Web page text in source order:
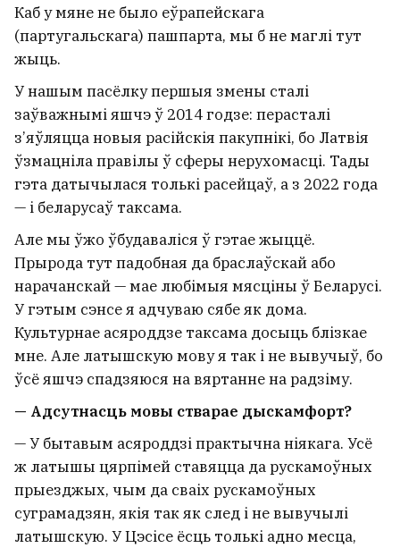
Каб у мяне не было еўрапейскага
(партугальскага) пашпарта, мы б не маглі тут
жыць.
У нашым пасёлку першыя змены сталі
заўважнымі яшчэ ў 2014 годзе: перасталі
з’яўляцца новыя расійскія пакупнікі, бо Латвія
ўзмацніла правілы ў сферы нерухомасці. Тады
гэта датычылася толькі расейцаў, а з 2022 года
— і беларусаў таксама.
Але мы ўжо ўбудаваліся ў гэтае жыццё.
Прырода тут падобная да браслаўскай або
нарачанскай — мае любімыя мясціны ў Беларусі.
У гэтым сэнсе я адчуваю сябе як дома.
Культурнае асяроддзе таксама досыць блізкае
мне. Але латышскую мову я так і не вывучыў, бо
ўсё яшчэ спадзяюся на вяртанне на радзіму.
— Адсутнасць мовы стварае дыскамфорт?
— У бытавым асяроддзі практычна ніякага. Усё
ж латышы цярпімей ставяцца да рускамоўных
прыезджых, чым да сваіх рускамоўных
суграмадзян, якія так як след і не вывучылі
латышскую. У Цэсісе ёсць толькі адно месца,